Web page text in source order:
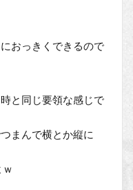
おっきくできるので
と同じ要領な感じで
まんで横とか縦に